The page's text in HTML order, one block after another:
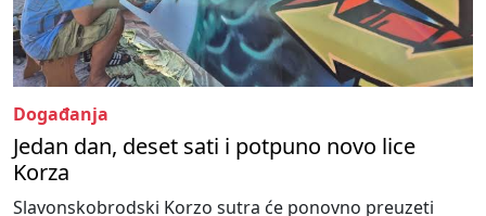
Događanja
Jedan dan, deset sati i potpuno novo lice
Korza
Slavonskobrodski Korzo sutra će ponovno preuzeti